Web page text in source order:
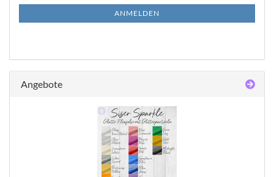
NEWSLETTER-
ANMELDEN
Angebote